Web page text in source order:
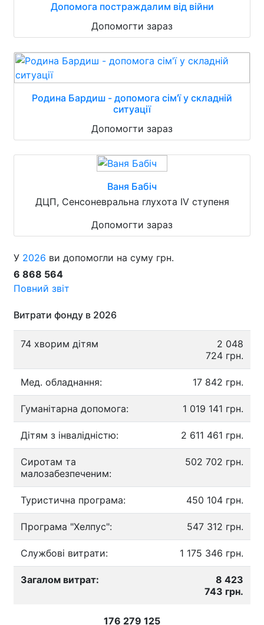
Допомога постраждалим від війни
Допомогти зараз
Родина Бардиш - допомога сім'ї у складній
ситуації
Допомогти зараз
Ваня Бабіч
ДЦП, Сенсоневральна глухота IV ступеня
Допомогти зараз
У 2026 ви допомогли на суму грн.
6 868 564
Повний звіт
Витрати фонду в 2026
74 хворим дітям
2 048
724 грн.
Мед. обладнання: 17 842 грн.
Гуманітарна допомога: 1 019 141 грн.
Дітям з інвалідністю: 2 611 461 грн.
Сиротам та
малозабезпеченим:
502 702 грн.
Туристична програма: 450 104 грн.
Програма "Хелпус": 547 312 грн.
Службові витрати: 1 175 346 грн.
Загалом витрат:
8 423
743 грн.
176 279 125